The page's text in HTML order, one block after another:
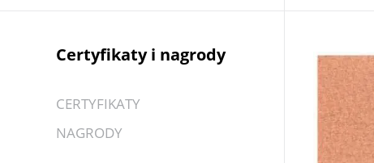
Certyfikaty i nagrody
CERTYFIKATY
NAGRODY